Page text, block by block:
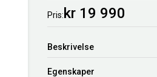
Pris kr 19 990
Beskrivelse
Egenskaper